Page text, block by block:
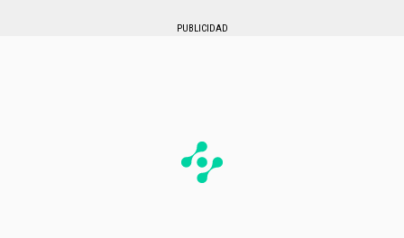
PUBLICIDAD